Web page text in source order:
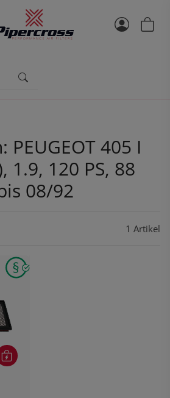
PEUGEOT 405 I
1.9, 120 PS, 88
08/92
1 Artikel